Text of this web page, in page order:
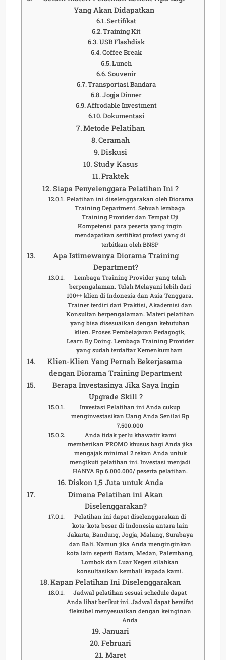
Yang Akan Didapatkan
Sertifikat
Training Kit
USB Flashdisk
Coffee Break
Lunch
Souvenir
Transportasi Bandara
Jogja Dinner
Affrodable Investment
Dokumentasi
Metode Pelatihan
Ceramah
Diskusi
Study Kasus
Praktek
Siapa Penyelenggara Pelatihan Ini ?
Pelatihan ini diselenggarakan oleh Diorama
Training Department. Sebuah lembaga
Training Provider dan Tempat Uji
Kompetensi para peserta yang ingin
mendapatkan sertifikat profesi yang di
terbitkan oleh BNSP
Apa Istimewanya Diorama Training
Department?
Lembaga Training Provider yang telah
berpengalaman. Telah Melayani lebih dari
100++ klien di Indonesia dan Asia Tenggara.
Trainer terdiri dari Praktisi, Akademisi dan
Konsultan berpengalaman. Materi pelatihan
yang bisa disesuaikan dengan kebutuhan
klien. Proses Pembelajaran Pedagogik,
Learn By Doing. Lembaga Training Provider
yang sudah terdaftar Kemenkumham
Klien-Klien Yang Pernah Bekerjasama
dengan Diorama Training Department
Berapa Investasinya Jika Saya Ingin
Upgrade Skill ?
Investasi Pelatihan ini Anda cukup
menginvestasikan Uang Anda Senilai Rp
7.500.000
Anda tidak perlu khawatir kami
memberikan PROMO khusus bagi Anda jika
mengajak minimal 2 rekan Anda untuk
mengikuti pelatihan ini. Investasi menjadi
HANYA Rp 6.000.000/ peserta pelatihan.
Diskon 1,5 Juta untuk Anda
Dimana Pelatihan ini Akan
Diselenggarakan?
Pelatihan ini dapat diselenggarakan di
kota-kota besar di Indonesia antara lain
Jakarta, Bandung, Jogja, Malang, Surabaya
dan Bali. Namun jika Anda menginginkan
kota lain seperti Batam, Medan, Palembang,
Lombok dan Luar Negeri silahkan
konsultasikan kembali kapada kami.
Kapan Pelatihan Ini Diselenggarakan
Jadwal pelatihan sesuai schedule dapat
Anda lihat berikut ini. Jadwal dapat bersifat
fleksibel menyesuaikan dengan keinginan
Anda
Januari
Februari
Maret